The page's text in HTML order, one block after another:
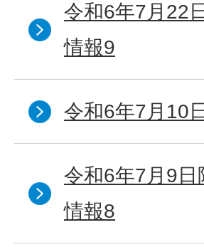
令和6年7月22
情報9
令和6年7月10
令和6年7月9日
情報8